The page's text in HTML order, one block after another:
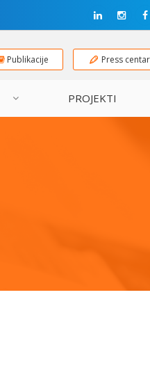
Publikacije Press centar
PROJEKTI